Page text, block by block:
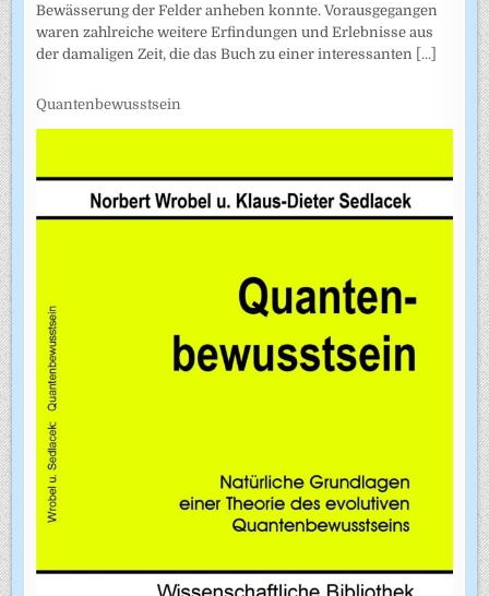
Bewässerung der Felder anheben konnte. Vorausgegangen
waren zahlreiche weitere Erfindungen und Erlebnisse aus
der damaligen Zeit, die das Buch zu einer interessanten [...]
Quantenbewusstsein